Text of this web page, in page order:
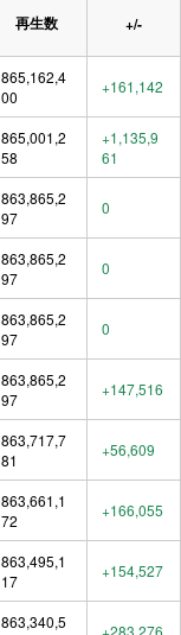
再生数 +/-
865,162,4
00
+161,142
865,001,2
58
+1,135,9
61
863,865,2
97
0
863,865,2
97
0
863,865,2
97
0
863,865,2
97
+147,516
863,717,7
81
+56,609
863,661,1
72
+166,055
863,495,1
17
+154,527
863,340,5